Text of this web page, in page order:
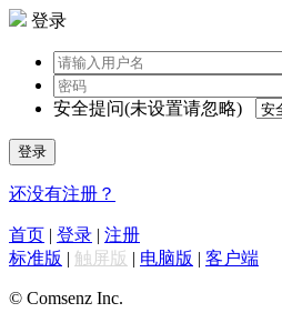
登录
安全提问(未设置请忽略)
登录
还没有注册？
首页 | 登录 | 注册
标准版 | 触屏版 | 电脑版 | 客户端
© Comsenz Inc.